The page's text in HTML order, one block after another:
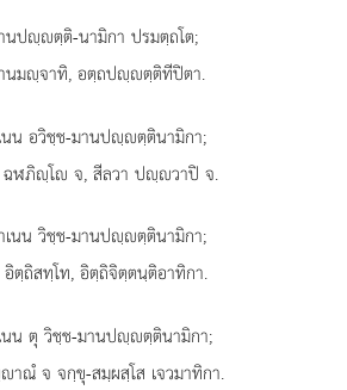
นปฺตฺติ-นามิกา ปรมตฺถโต;
นมฺจาทิ, อตฺถปฺตฺติทีปิตา.
นน อวิชฺช-มานปฺตฺตินามิกา;
ฉฬภิฺโ จ, สีลวา ปฺวาปิ จ.
เนน วิชฺช-มานปฺตฺตินามิกา;
ตฺถิสทฺโท, อิตฺถิจิตฺตนฺติอาทิกา.
น ตุ วิชฺช-มานปฺตฺตินามิกา;
าณํ จ จกฺขุ-สมฺผสฺโส เจวมาทิกา.